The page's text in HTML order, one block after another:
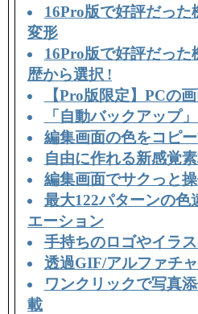
16Pro版で好評だった
変形
16Pro版で好評だった
歴から選択 !
【Pro版限定】PCの
「自動バックアップ
編集画面の色をコピ
自由に作れる新感覚
編集画面でサクっと
最大122パターンの色
エーション
手持ちのロゴやイラ
透過GIF/アルファチ
ワンクリックで写真
載